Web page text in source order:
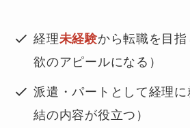
経理未経験から転職を目
欲のアピールになる）
派遣・パートとして経理
結の内容が役立つ）